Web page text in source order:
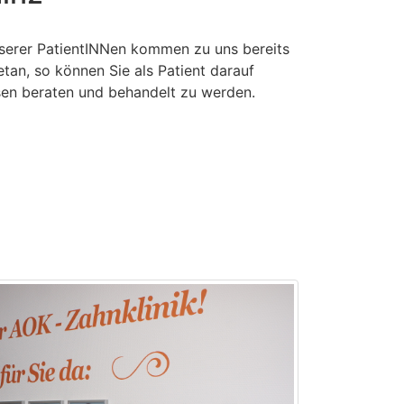
PatientINNen kommen zu uns bereits
so können Sie als Patient darauf
beraten und behandelt zu werden.